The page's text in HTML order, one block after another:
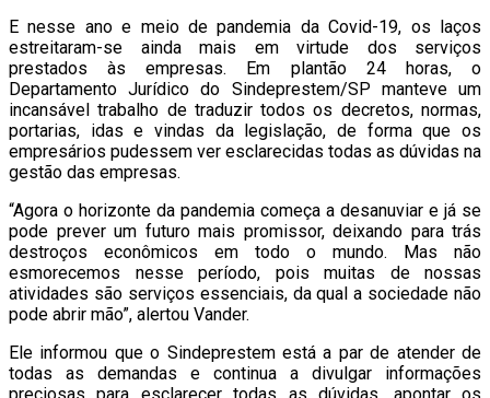
E nesse ano e meio de pandemia da Covid-19, os laços
estreitaram-se ainda mais em virtude dos serviços
prestados às empresas. Em plantão 24 horas, o
Departamento Jurídico do Sindeprestem/SP manteve um
incansável trabalho de traduzir todos os decretos, normas,
portarias, idas e vindas da legislação, de forma que os
empresários pudessem ver esclarecidas todas as dúvidas na
gestão das empresas.
“Agora o horizonte da pandemia começa a desanuviar e já se
pode prever um futuro mais promissor, deixando para trás
destroços econômicos em todo o mundo. Mas não
esmorecemos nesse período, pois muitas de nossas
atividades são serviços essenciais, da qual a sociedade não
pode abrir mão”, alertou Vander.
Ele informou que o Sindeprestem está a par de atender de
todas as demandas e continua a divulgar informações